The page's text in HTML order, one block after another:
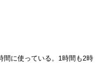
間に使っている。1時間も2時